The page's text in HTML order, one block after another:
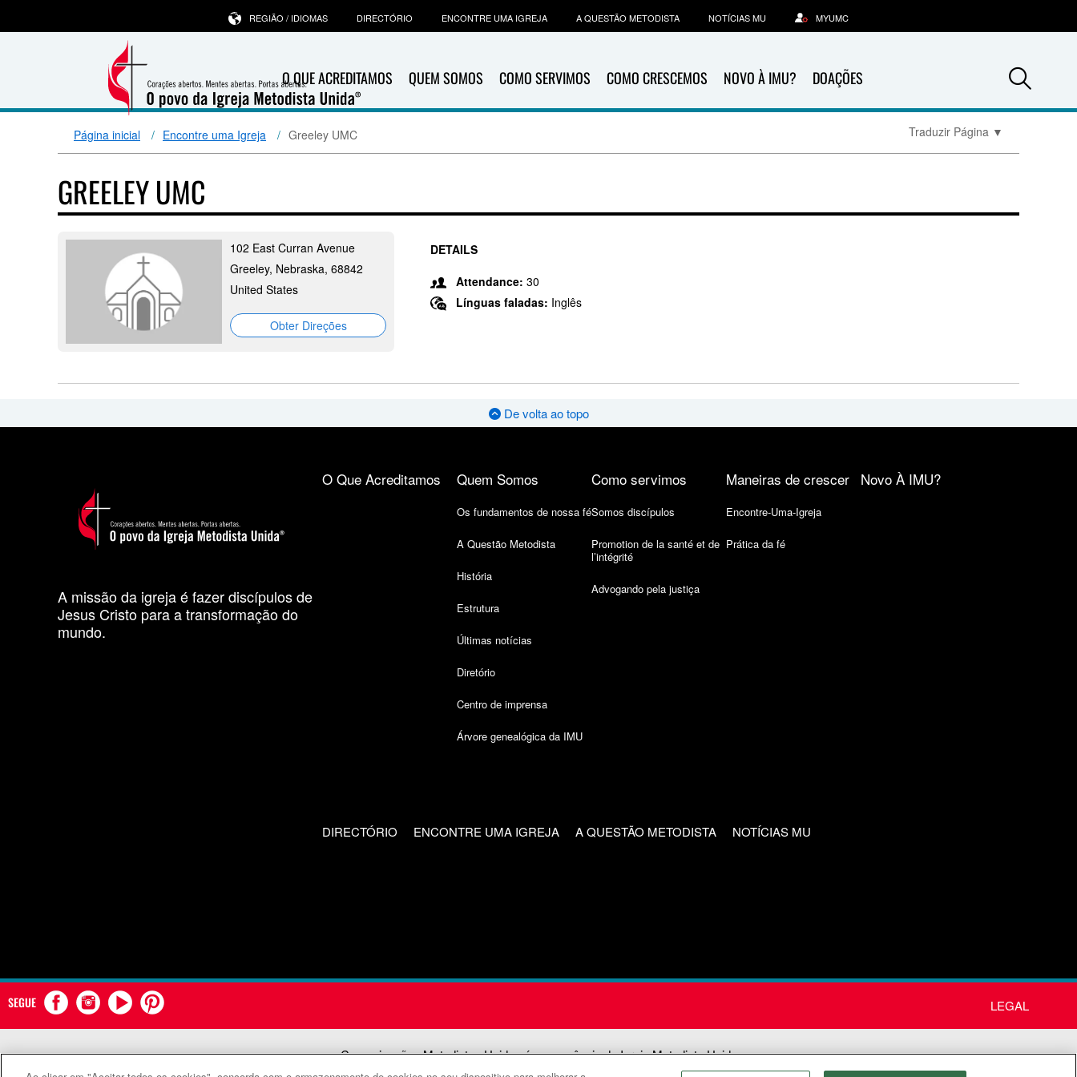
O QUE ACREDITAMOS QUEM SOMOS COMO SERVIMOS COMO CRESCEMOS NOVO À IMU? DOAÇÕES
REGIÃO / IDIOMAS DIRECTÓRIO ENCONTRE UMA IGREJA A QUESTÃO METODISTA NOTÍCIAS MU MYUMC
Página inicial Encontre uma Igreja Greeley UMC Traduzir Página ▼
GREELEY UMC
102 East Curran Avenue
Greeley, Nebraska, 68842
United States
Obter Direções
DETAILS
Attendance: 30
Línguas faladas: Inglês
De volta ao topo
A missão da igreja é fazer discípulos de
Jesus Cristo para a transformação do
mundo.
O Que Acreditamos Quem Somos
Os fundamentos de nossa fé
A Questão Metodista
História
Estrutura
Últimas notícias
Diretório
Centro de imprensa
Árvore genealógica da IMU
Como servimos
Somos discípulos
Promotion de la santé et de
l’intégrité
Advogando pela justiça
Maneiras de crescer
Encontre-Uma-Igreja
Prática da fé
Novo À IMU?
DIRECTÓRIO ENCONTRE UMA IGREJA A QUESTÃO METODISTA NOTÍCIAS MU
SEGUE LEGAL
Comunicações Metodistas Unidas é uma agência da Igreja Metodista Unida